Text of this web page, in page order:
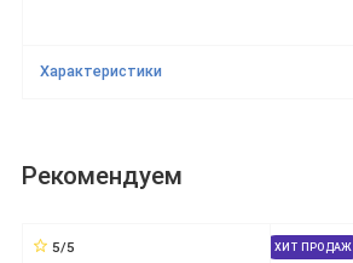
Характеристики
Рекомендуем
5/5 ХИТ ПРОДАЖ